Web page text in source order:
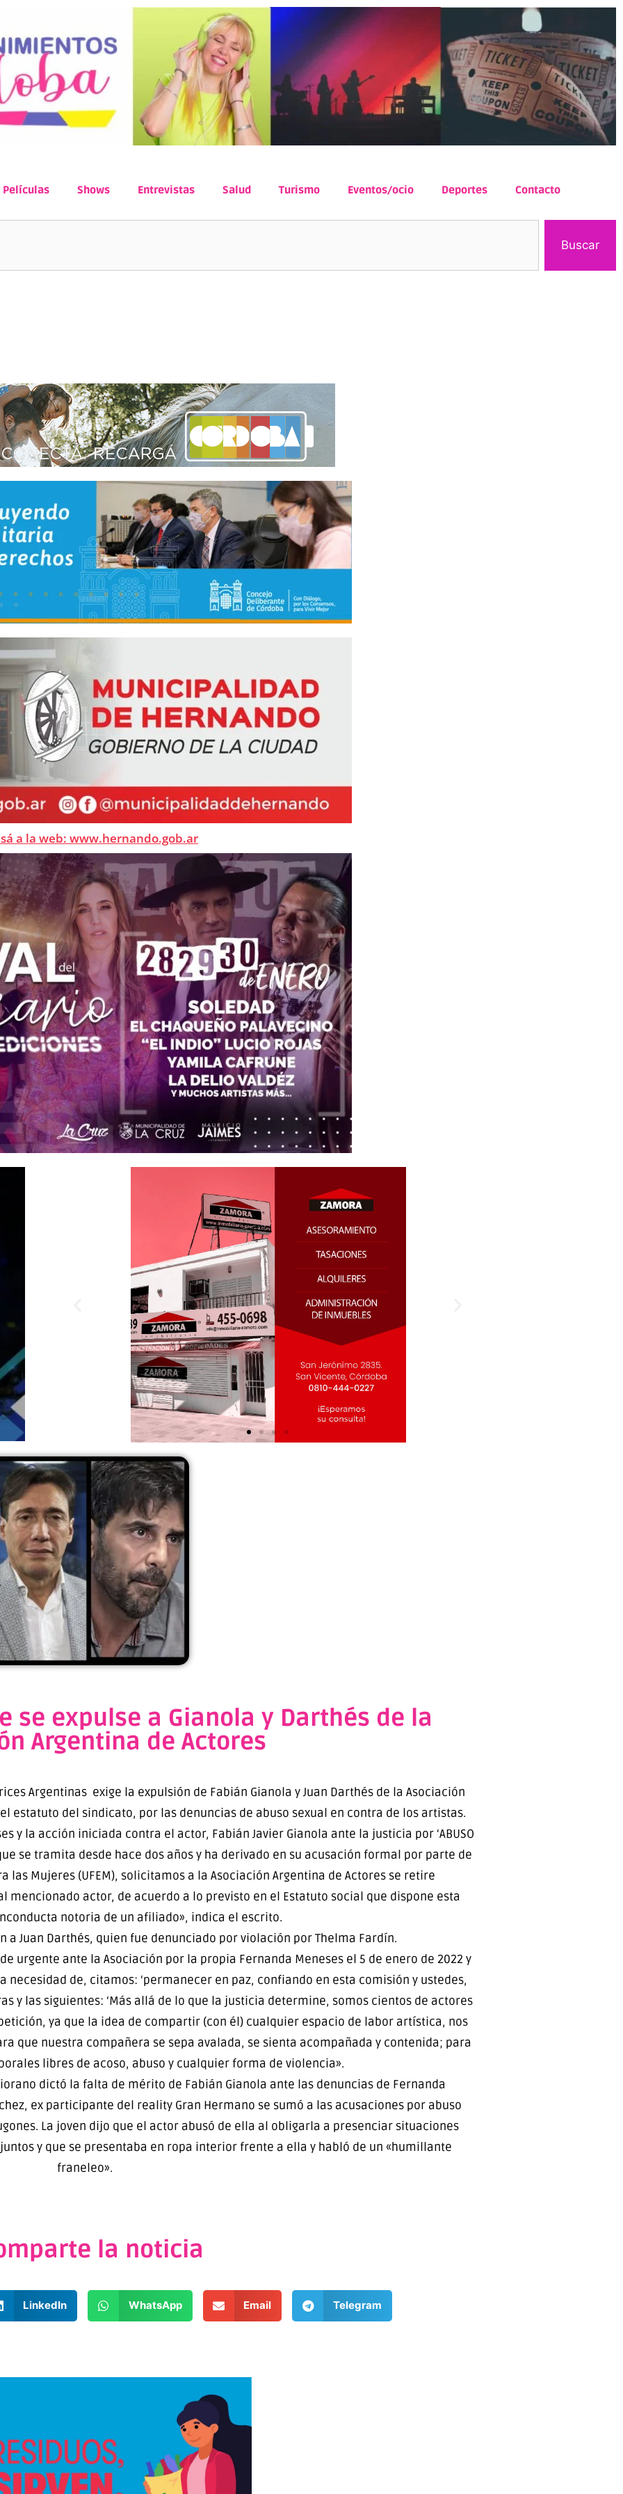
Películas Shows Entrevistas Salud Turismo Eventos/ocio Deportes Contacto
Buscar
a la web: www.hernando.gob.ar
se expulse a Gianola y Darthés de la
Argentina de Actores
Argentinas exige la expulsión de Fabián Gianola y Juan Darthés de la Asociación
estatuto del sindicato, por las denuncias de abuso sexual en contra de los artistas.
la acción iniciada contra el actor, Fabián Javier Gianola ante la justicia por ‘ABUSO
que se tramita desde hace dos años y ha derivado en su acusación formal por parte de
las Mujeres (UFEM), solicitamos a la Asociación Argentina de Actores se retire
actor, de acuerdo a lo previsto en el Estatuto social que dispone esta
notoria de un afiliado», indica el escrito.
Juan Darthés, quien fue denunciado por violación por Thelma Fardín.
ante la Asociación por la propia Fernanda Meneses el 5 de enero de 2022 y
de, citamos: ‘permanecer en paz, confiando en esta comisión y ustedes,
y las siguientes: ‘Más allá de lo que la justicia determine, somos cientos de actores
ya que la idea de compartir (con él) cualquier espacio de labor artística, nos
que nuestra compañera se sepa avalada, se sienta acompañada y contenida; para
libres de acoso, abuso y cualquier forma de violencia».
dictó la falta de mérito de Fabián Gianola ante las denuncias de Fernanda
ex participante del reality Gran Hermano se sumó a las acusaciones por abuso
La joven dijo que el actor abusó de ella al obligarla a presenciar situaciones
y que se presentaba en ropa interior frente a ella y habló de un «humillante
franeleo».
la noticia
LinkedIn WhatsApp Email Telegram